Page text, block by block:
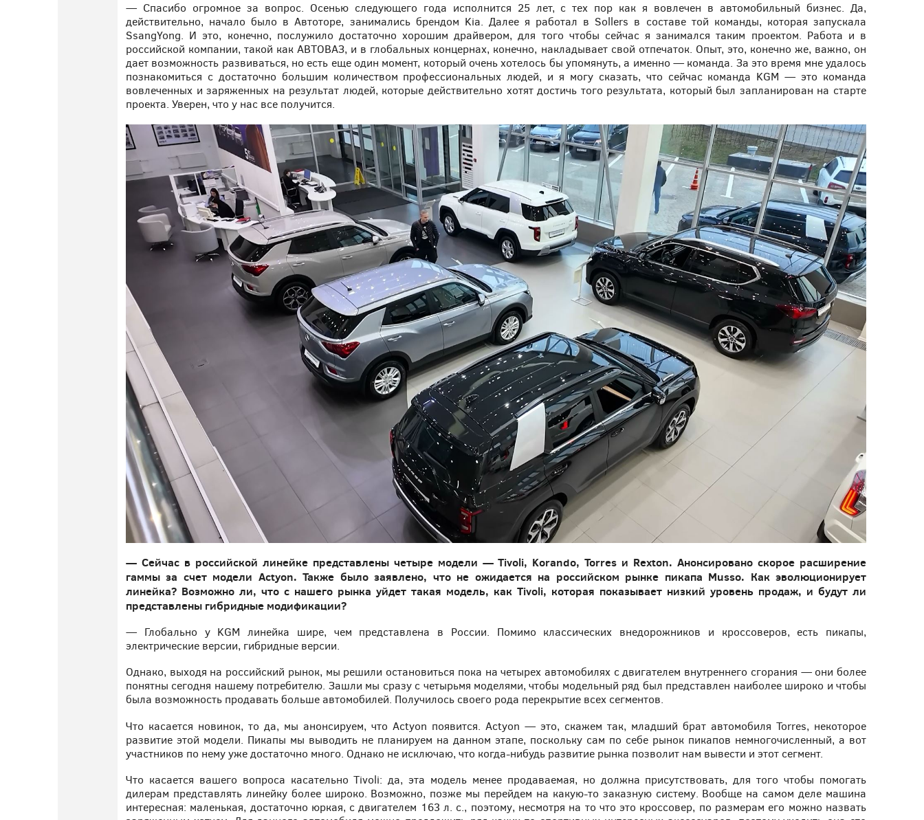
— Спасибо огромное за вопрос. Осенью следующего года исполнится 25 лет, с тех пор как я вовлечен в автомобильный бизнес. Да,
действительно, начало было в Автоторе, занимались брендом Kia. Далее я работал в Sollers в составе той команды, которая запускала
SsangYong. И это, конечно, послужило достаточно хорошим драйвером, для того чтобы сейчас я занимался таким проектом. Работа и в
российской компании, такой как АВТОВАЗ, и в глобальных концернах, конечно, накладывает свой отпечаток. Опыт, это, конечно же, важно, он
дает возможность развиваться, но есть еще один момент, который очень хотелось бы упомянуть, а именно — команда. За это время мне удалось
познакомиться с достаточно большим количеством профессиональных людей, и я могу сказать, что сейчас команда KGM — это команда
вовлеченных и заряженных на результат людей, которые действительно хотят достичь того результата, который был запланирован на старте
проекта. Уверен, что у нас все получится.
— Сейчас в российской линейке представлены четыре модели — Tivoli, Korando, Torres и Rexton. Анонсировано скорое расширение
гаммы за счет модели Actyon. Также было заявлено, что не ожидается на российском рынке пикапа Musso. Как эволюционирует
линейка? Возможно ли, что с нашего рынка уйдет такая модель, как Tivoli, которая показывает низкий уровень продаж, и будут ли
представлены гибридные модификации?
— Глобально у KGM линейка шире, чем представлена в России. Помимо классических внедорожников и кроссоверов, есть пикапы,
электрические версии, гибридные версии.
Однако, выходя на российский рынок, мы решили остановиться пока на четырех автомобилях с двигателем внутреннего сгорания — они более
понятны сегодня нашему потребителю. Зашли мы сразу с четырьмя моделями, чтобы модельный ряд был представлен наиболее широко и чтобы
была возможность продавать больше автомобилей. Получилось своего рода перекрытие всех сегментов.
Что касается новинок, то да, мы анонсируем, что Actyon появится. Actyon — это, скажем так, младший брат автомобиля Torres, некоторое
развитие этой модели. Пикапы мы выводить не планируем на данном этапе, поскольку сам по себе рынок пикапов немногочисленный, а вот
участников по нему уже достаточно много. Однако не исключаю, что когда-нибудь развитие рынка позволит нам вывести и этот сегмент.
Что касается вашего вопроса касательно Tivoli: да, эта модель менее продаваемая, но должна присутствовать, для того чтобы помогать
дилерам представлять линейку более широко. Возможно, позже мы перейдем на какую-то заказную систему. Вообще на самом деле машина
интересная: маленькая, достаточно юркая, с двигателем 163 л. с., поэтому, несмотря на то что это кроссовер, по размерам его можно назвать